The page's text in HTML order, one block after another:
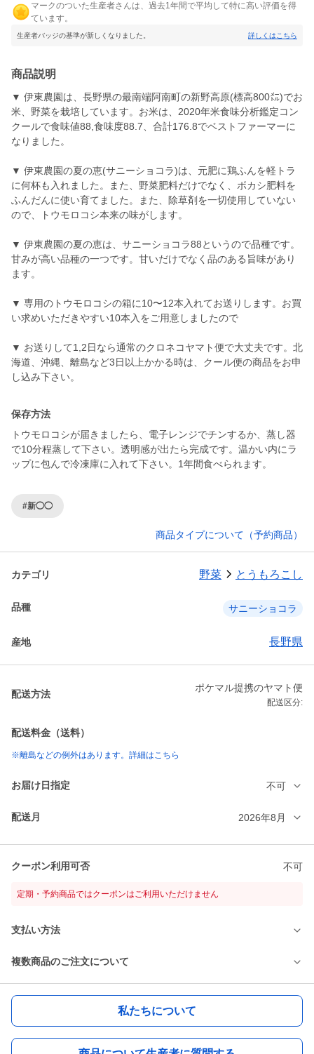
マークのついた生産者さんは、過去1年間で平均して特に高い評価を得
ています。
生産者バッジの基準が新しくなりました。 詳しくはこちら
商品説明
▼ 伊東農園は、長野県の最南端阿南町の新野高原(標高800㍍)でお
米、野菜を栽培しています。お米は、2020年米食味分析鑑定コン
クールで食味値88,食味度88.7、合計176.8でベストファーマーに
なりました。
▼ 伊東農園の夏の恵(サニーショコラ)は、元肥に鶏ふんを軽トラ
に何杯も入れました。また、野菜肥料だけでなく、ボカシ肥料を
ふんだんに使い育てました。また、除草剤を一切使用していない
ので、トウモロコシ本来の味がします。
▼ 伊東農園の夏の恵は、サニーショコラ88というので品種です。
甘みが高い品種の一つです。甘いだけでなく品のある旨味があり
ます。
▼ 専用のトウモロコシの箱に10〜12本入れてお送りします。お買
い求めいただきやすい10本入をご用意しましたので
▼ お送りして1,2日なら通常のクロネコヤマト便で大丈夫です。北
海道、沖縄、離島など3日以上かかる時は、クール便の商品をお申
し込み下さい。
保存方法
トウモロコシが届きましたら、電子レンジでチンするか、蒸し器
で10分程蒸して下さい。透明感が出たら完成です。温かい内にラ
ップに包んで冷凍庫に入れて下さい。1年間食べられます。
#新◯◯
商品タイプについて（予約商品）
カテゴリ 野菜 とうもろこし
品種 サニーショコラ
産地 長野県
配送方法
ポケマル提携のヤマト便
配送区分:
配送料金（送料）
※離島などの例外はあります。詳細はこちら
お届け日指定 不可
配送月 2026年8月
クーポン利用可否 不可
定期・予約商品ではクーポンはご利用いただけません
支払い方法
複数商品のご注文について
私たちについて